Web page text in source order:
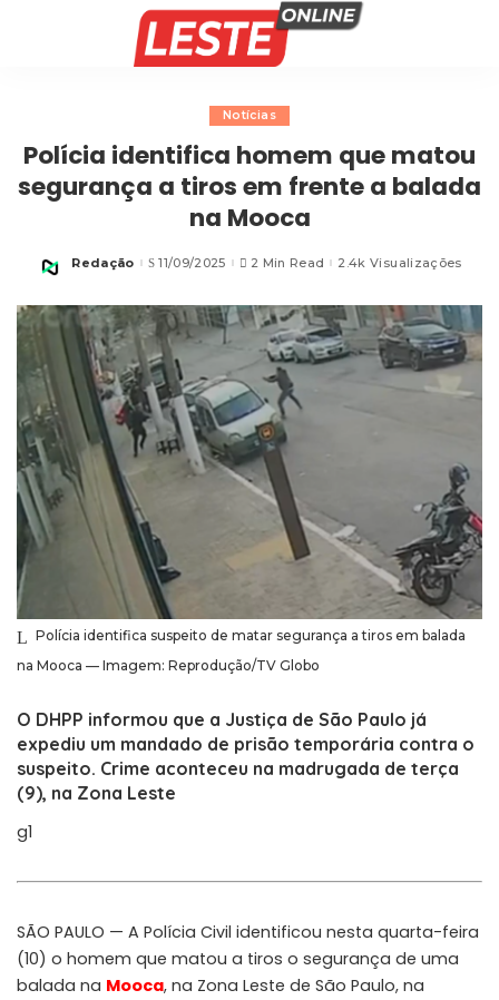
Notícias
Polícia identifica homem que matou
segurança a tiros em frente a balada
na Mooca
Posted
Redação 11/09/2025 2 Min Read 2.4k Visualizações
Polícia identifica suspeito de matar segurança a tiros em balada
na Mooca — Imagem: Reprodução/TV Globo
O DHPP informou que a Justiça de São Paulo já
expediu um mandado de prisão temporária contra o
suspeito. Crime aconteceu na madrugada de terça
(9), na Zona Leste
g1
SÃO PAULO — A Polícia Civil identificou nesta quarta-feira
(10) o homem que matou a tiros o segurança de uma
balada na Mooca, na Zona Leste de São Paulo, na